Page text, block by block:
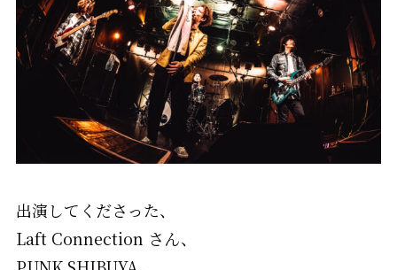
出演してくださった、
Laft Connection さん、